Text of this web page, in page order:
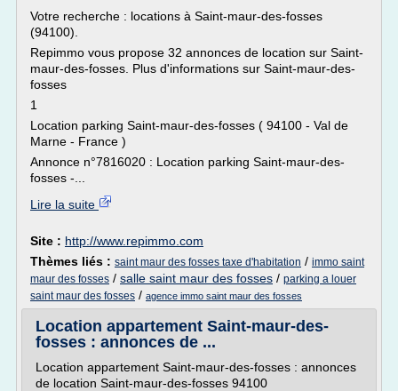
Votre recherche : locations à Saint-maur-des-fosses
(94100).
Repimmo vous propose 32 annonces de location sur Saint-
maur-des-fosses. Plus d'informations sur Saint-maur-des-
fosses
1
Location parking Saint-maur-des-fosses ( 94100 - Val de
Marne - France )
Annonce n°7816020 : Location parking Saint-maur-des-
fosses -...
Lire la suite
Site : http://www.repimmo.com
Thèmes liés : saint maur des fosses taxe d'habitation / immo saint
maur des fosses / salle saint maur des fosses / parking a louer
saint maur des fosses / agence immo saint maur des fosses
Location appartement Saint-maur-des-
fosses : annonces de ...
Location appartement Saint-maur-des-fosses : annonces
de location Saint-maur-des-fosses 94100